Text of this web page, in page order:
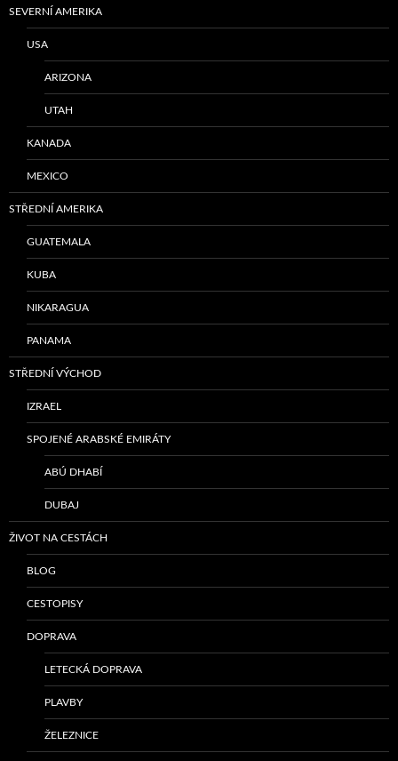
SEVERNÍ AMERIKA
USA
ARIZONA
UTAH
KANADA
MEXICO
STŘEDNÍ AMERIKA
GUATEMALA
KUBA
NIKARAGUA
PANAMA
STŘEDNÍ VÝCHOD
IZRAEL
SPOJENÉ ARABSKÉ EMIRÁTY
ABÚ DHABÍ
DUBAJ
ŽIVOT NA CESTÁCH
BLOG
CESTOPISY
DOPRAVA
LETECKÁ DOPRAVA
PLAVBY
ŽELEZNICE